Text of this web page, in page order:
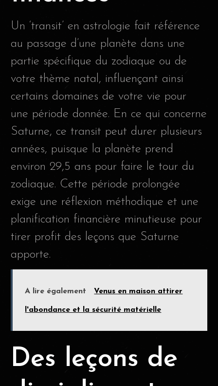
Un ‘transit’ en astrologie fait référence
au passage d’une planète dans une
partie spécifique du zodiaque ou de
votre thème natal, influençant ainsi
certains domaines de votre vie pour
une période donnée. En ce qui concerne
Saturne, ce transit peut durer plusieurs
années, puisque la planète prend
environ 29,5 ans pour faire le tour du
zodiaque. Cette période prolongée
exige une réflexion méthodique et une
planification financière minutieuse pour
tirer profit des leçons que Saturne
apporte.
A lire également Venus en maison attirer
l'abondance et la sécurité matérielle
Des leçons de